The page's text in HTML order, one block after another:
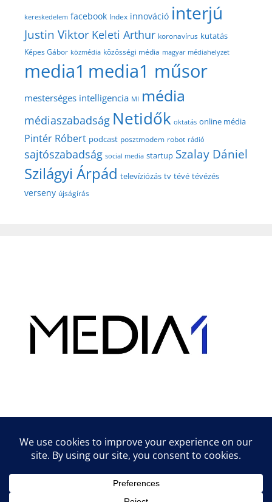
kereskedelem facebook Index innováció interjú
Justin Viktor Keleti Arthur koronavírus kutatás
Képes Gábor közmédia közösségi média magyar médiahelyzet
media1 media1 műsor
mesterséges intelligencia MI média
médiaszabadság Netidők oktatás online média
Pintér Róbert podcast posztmodem robot rádió
sajtószabadság social media startup Szalay Dániel
Szilágyi Árpád televíziózás tv tévé tévézés
verseny újságírás
Lifestyle tippek & trükkök